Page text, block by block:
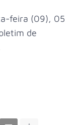
feira (09), 05
de